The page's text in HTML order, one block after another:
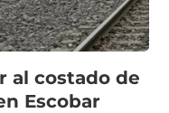
al costado de
Escobar